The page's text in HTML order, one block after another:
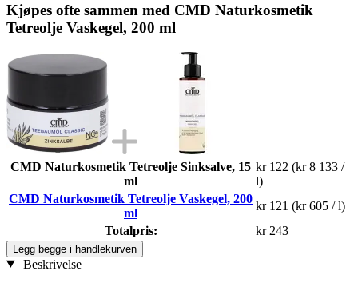
Kjøpes ofte sammen med CMD Naturkosmetik
Tetreolje Vaskegel, 200 ml
CMD Naturkosmetik Tetreolje Sinksalve, 15
ml
kr 122 (kr 8 133 /
l)
CMD Naturkosmetik Tetreolje Vaskegel, 200
ml
kr 121 (kr 605 / l)
Totalpris:
kr 243
Legg begge i handlekurven
Beskrivelse